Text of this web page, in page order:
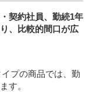
契約社員、勤続1年
、比較的間口が広
プの商品では、勤
す。